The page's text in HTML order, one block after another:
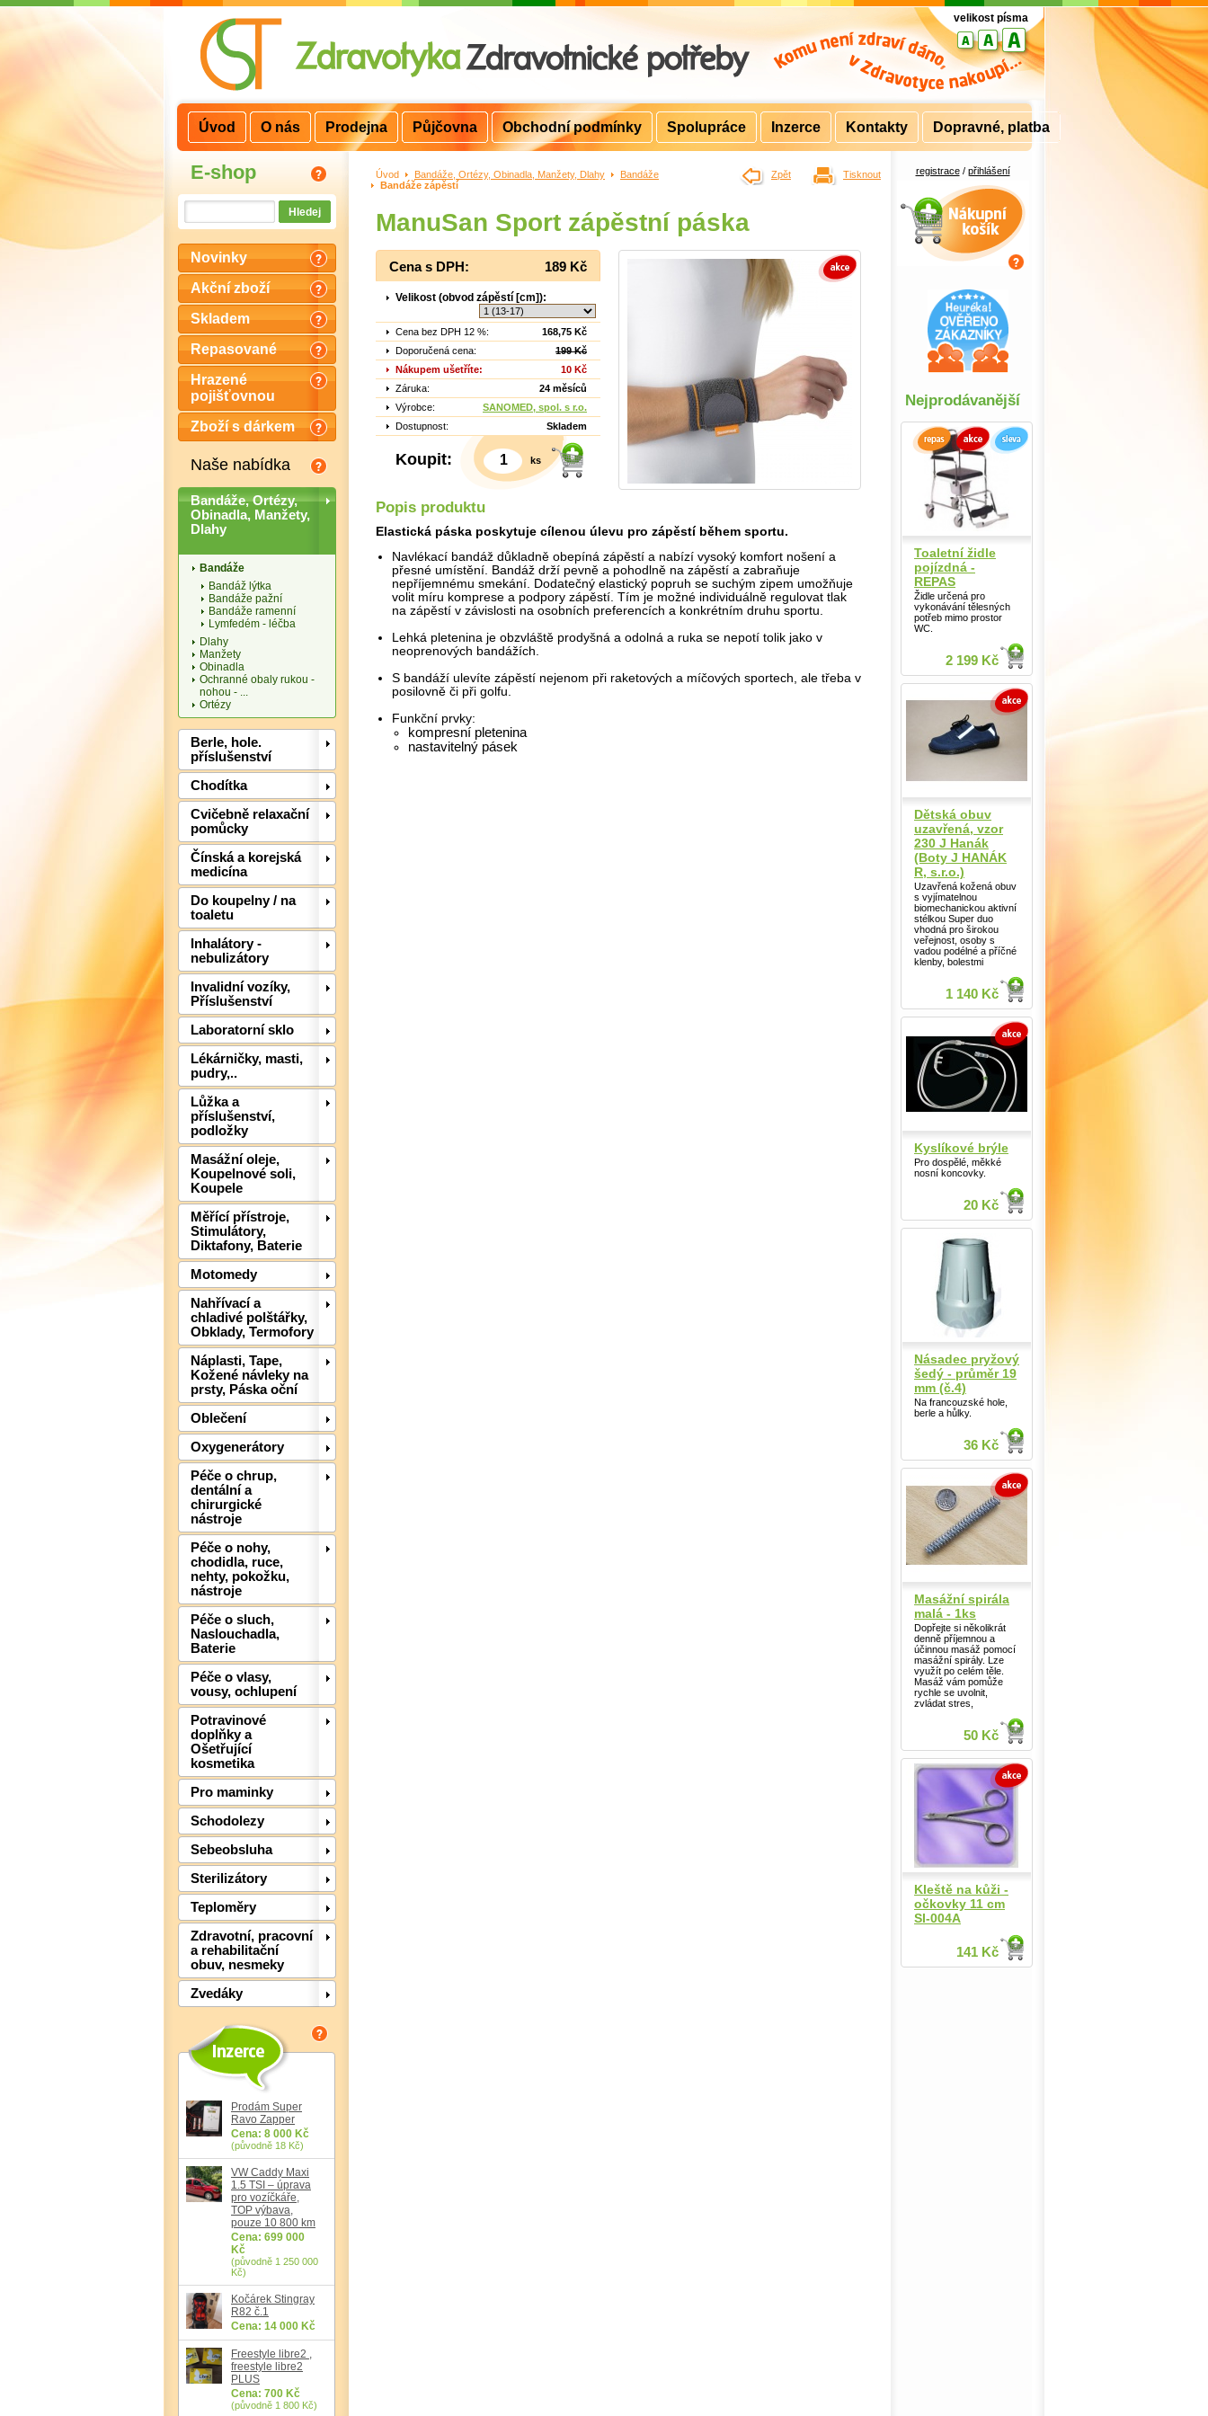
E-shop
Novinky
Akční zboží
Skladem
Repasované
Hrazené
pojišťovnou
Zboží s dárkem
Naše nabídka
Bandáže, Ortézy,
Obinadla, Manžety,
Dlahy
Bandáže
Bandáž lýtka
Bandáže pažní
Bandáže ramenní
Lymfedém - léčba
Dlahy
Manžety
Obinadla
Ochranné obaly rukou -
nohou - ...
Ortézy
Berle, hole.
příslušenství
Chodítka
Cvičebně relaxační
pomůcky
Čínská a korejská
medicína
Do koupelny / na
toaletu
Inhalátory -
nebulizátory
Invalidní vozíky,
Příslušenství
Laboratorní sklo
Lékárničky, masti,
pudry,..
Lůžka a
příslušenství,
podložky
Masážní oleje,
Koupelnové soli,
Koupele
Měřící přístroje,
Stimulátory,
Diktafony, Baterie
Motomedy
Nahřívací a
chladivé polštářky,
Obklady, Termofory
Náplasti, Tape,
Kožené návleky na
prsty, Páska oční
Oblečení
Oxygenerátory
Péče o chrup,
dentální a
chirurgické
nástroje
Péče o nohy,
chodidla, ruce,
nehty, pokožku,
nástroje
Péče o sluch,
Naslouchadla,
Baterie
Péče o vlasy,
vousy, ochlupení
Potravinové
doplňky a
Ošetřující
kosmetika
Pro maminky
Schodolezy
Sebeobsluha
Sterilizátory
Teploměry
Zdravotní, pracovní
a rehabilitační
obuv, nesmeky
Zvedáky
Prodám Super
Ravo Zapper
Cena: 8 000 Kč
(původně 18 Kč)
VW Caddy Maxi
1.5 TSI – úprava
pro vozíčkáře,
TOP výbava,
pouze 10 800 km
Cena: 699 000
Kč
(původně 1 250 000
Kč)
Kočárek Stingray
R82 č.1
Cena: 14 000 Kč
Freestyle libre2 ,
freestyle libre2
PLUS
Cena: 700 Kč
(původně 1 800 Kč)
Úvod > Bandáže, Ortézy, Obinadla, Manžety, Dlahy > Bandáže
Bandáže zápěstí
ManuSan Sport zápěstní páska
Cena s DPH: 189 Kč
Velikost (obvod zápěstí [cm]):
Cena bez DPH 12 %:
168,75 Kč
Doporučená cena:
199 Kč
Nákupem ušetříte:
10 Kč
Záruka:
24 měsíců
Výrobce:
SANOMED, spol. s r.o.
Dostupnost:
Skladem
Koupit: ks
Popis produktu
Elastická páska poskytuje cílenou úlevu pro zápěstí během sportu.
Navlékací bandáž důkladně obepíná zápěstí a nabízí vysoký komfort nošení a
přesné umístění. Bandáž drží pevně a pohodlně na zápěstí a zabraňuje
nepříjemnému smekání. Dodatečný elastický popruh se suchým zipem umožňuje
volit míru komprese a podpory zápěstí. Tím je možné individuálně regulovat tlak
na zápěstí v závislosti na osobních preferencích a konkrétním druhu sportu.
Lehká pletenina je obzvláště prodyšná a odolná a ruka se nepotí tolik jako v
neoprenových bandážích.
S bandáží ulevíte zápěstí nejenom při raketových a míčových sportech, ale třeba v
posilovně či při golfu.
Funkční prvky:
kompresní pletenina
nastavitelný pásek
registrace/ přihlášení
Nákupní košík
velikost písma
Tisknout
Zpět
Nejprodávanější
Toaletní židle
pojízdná -
REPAS
Židle určená pro
vykonávání tělesných
potřeb mimo prostor
WC.
2 199 Kč
Detail
Dětská obuv
uzavřená, vzor
230 J Hanák
(Boty J HANÁK
R, s.r.o.)
Uzavřená kožená obuv
s vyjímatelnou
biomechanickou aktivní
stélkou Super duo
vhodná pro širokou
veřejnost, osoby s
vadou podélné a příčné
klenby, bolestmi
1 140 Kč
Kyslíkové brýle
Pro dospělé, měkké
nosní koncovky.
20 Kč
Násadec pryžový
šedý - průměr 19
mm (č.4)
Na francouzské hole,
berle a hůlky.
36 Kč
Masážní spirála
malá - 1ks
Dopřejte si několikrát
denně příjemnou a
účinnou masáž pomocí
masážní spirály. Lze
využít po celém těle.
Masáž vám pomůže
rychle se uvolnit,
zvládat stres,
50 Kč
Kleště na kůži -
očkovky 11 cm
SI-004A
141 Kč
Úvod O nás Prodejna Půjčovna Obchodní podmínky Spolupráce Inzerce Kontakty Dopravné, platba